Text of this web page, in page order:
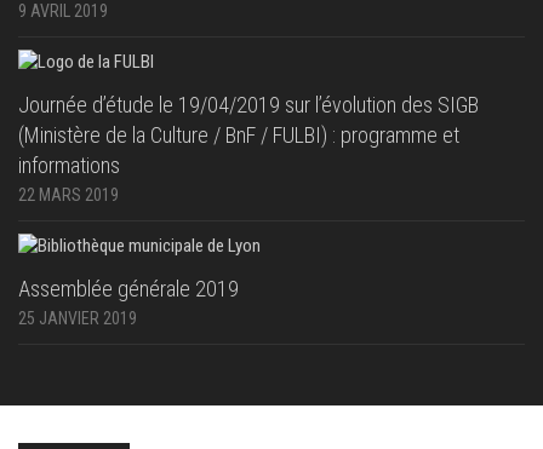
9 AVRIL 2019
Journée d’étude le 19/04/2019 sur l’évolution des SIGB
(Ministère de la Culture / BnF / FULBI) : programme et
informations
22 MARS 2019
Assemblée générale 2019
25 JANVIER 2019